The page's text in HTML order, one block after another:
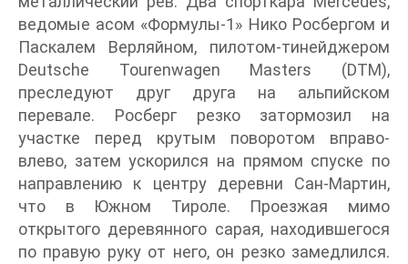
ведомые асом «Формулы-1» Нико Росбергом и
Паскалем Верляйном, пилотом-тинейджером
Deutsche Tourenwagen Masters (DTM),
преследуют друг друга на альпийском
перевале. Росберг резко затормозил на
участке перед крутым поворотом вправо-
влево, затем ускорился на прямом спуске по
направлению к центру деревни Сан-Мартин,
что в Южном Тироле. Проезжая мимо
открытого деревянного сарая, находившегося
по правую руку от него, он резко замедлился.